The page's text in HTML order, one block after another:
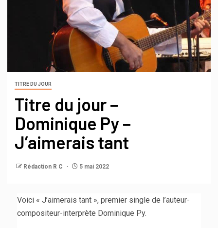
TITRE DU JOUR
Titre du jour –
Dominique Py –
J’aimerais tant
Rédaction R C 5 mai 2022
Voici « J’aimerais tant », premier single de l’auteur-
compositeur-interprète Dominique Py.